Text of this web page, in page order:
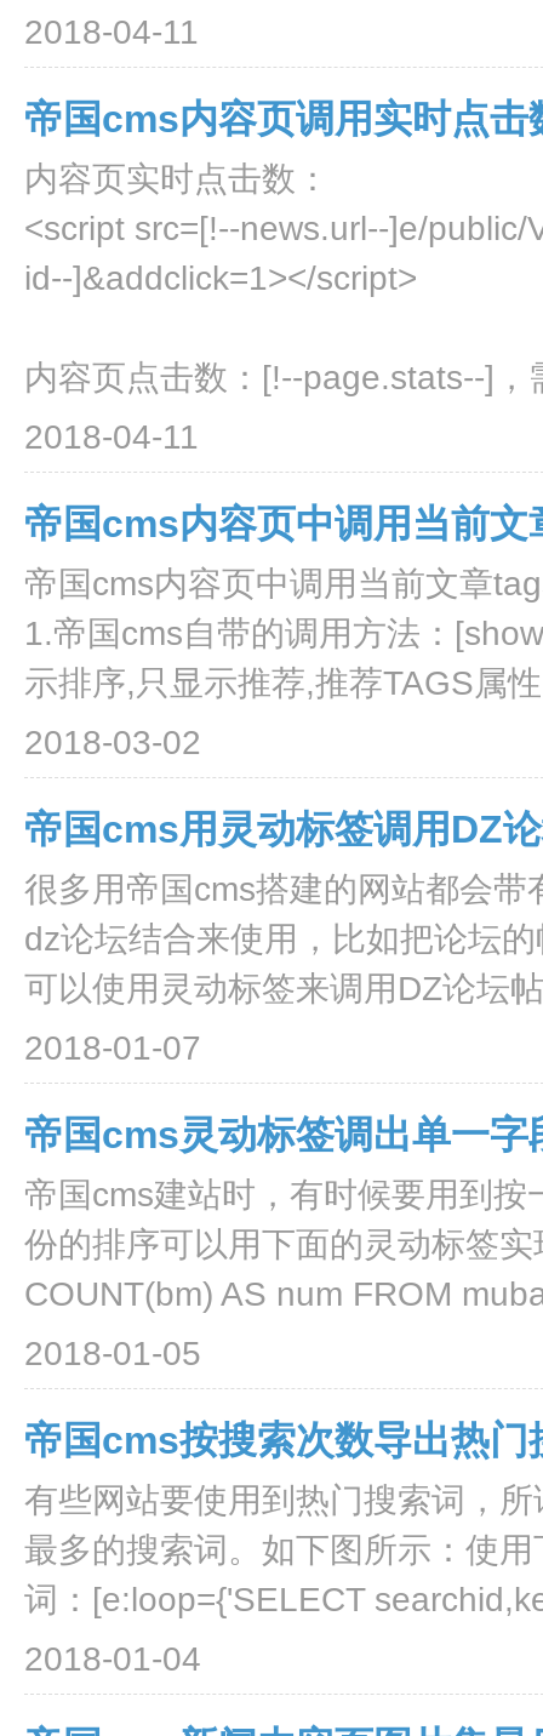
2018-04-11
帝国cms内容页调用实时点
内容页实时点击数：
<script src=[!--news.url--]e/
id--]&addclick=1></script>
内容页点击数：[!--page.stats--]，
2018-04-11
帝国cms内容页中调用当前
帝国cms内容页中调用当前文章
1.帝国cms自带的调用方法：
示排序,只显示推荐,推荐TAGS属
2018-03-02
帝国cms用灵动标签调用DZ
很多用帝国cms搭建的网站都会
dz论坛结合来使用，比如把论坛
可以使用灵动标签来调用DZ论坛
2018-01-07
帝国cms灵动标签调出单一
帝国cms建站时，有时候要用到
份的排序可以用下面的灵动标签
COUNT(bm) AS num FROM
2018-01-05
帝国cms按搜索次数导出热门
有些网站要使用到热门搜索词，
最多的搜索词。如下图所示：使
词：[e:loop={'SELECT
2018-01-04